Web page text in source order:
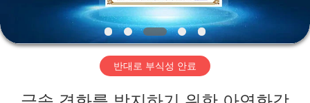
비
디
반대로 부식성 안료